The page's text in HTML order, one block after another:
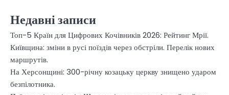
Недавні записи
Топ-5 Країн для Цифрових Кочівників 2026: Рейтинг Мрії.
Київщина: зміни в русі поїздів через обстріли. Перелік нових
маршрутів.
На Херсонщині: 300-річну козацьку церкву знищено ударом
безпілотника.